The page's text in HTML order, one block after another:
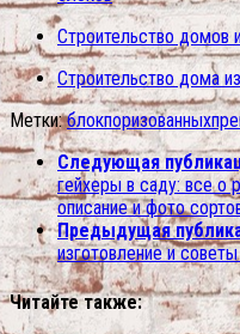
Строительство домов
Строительство дома
Метки: блокпоризованных
Следующая
гейхеры в саду: все о
описание и фото
Предыдущая
изготовление и
Читайте также: